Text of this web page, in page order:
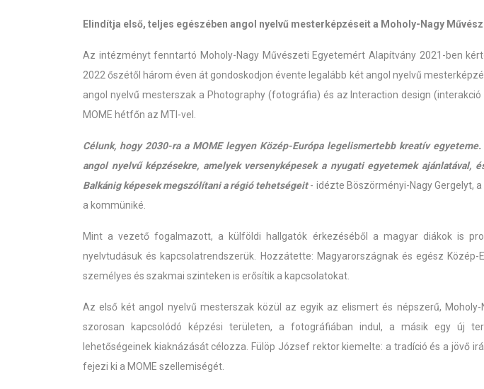
Elindítja első, teljes egészében angol nyelvű mesterképzéseit a Moholy-Nagy
Az intézményt fenntartó Moholy-Nagy Művészeti Egyetemért Alapítvány 2021-ben
2022 őszétől három éven át gondoskodjon évente legalább két angol nyelvű
angol nyelvű mesterszak a Photography (fotográfia) és az Interaction design
MOME hétfőn az MTI-vel.
Célunk, hogy 2030-ra a MOME legyen Közép-Európa legelismertebb kreatív
angol nyelvű képzésekre, amelyek versenyképesek a nyugati egyetemek ajánlatával,
Balkánig képesek megszólítani a régió tehetségeit- idézte Böszörményi-Nagy Gergelyt,
a kommüniké.
Mint a vezető fogalmazott, a külföldi hallgatók érkezéséből a magyar diákok is
nyelvtudásuk és kapcsolatrendszerük. Hozzátette: Magyarországnak és egész Közép-
személyes és szakmai szinteken is erősítik a kapcsolatokat.
Az első két angol nyelvű mesterszak közül az egyik az elismert és népszerű, Moholy-
szorosan kapcsolódó képzési területen, a fotográfiában indul, a másik egy új
lehetőségeinek kiaknázását célozza. Fülöp József rektor kiemelte: a tradíció és a jövő
fejezi ki a MOME szellemiségét.